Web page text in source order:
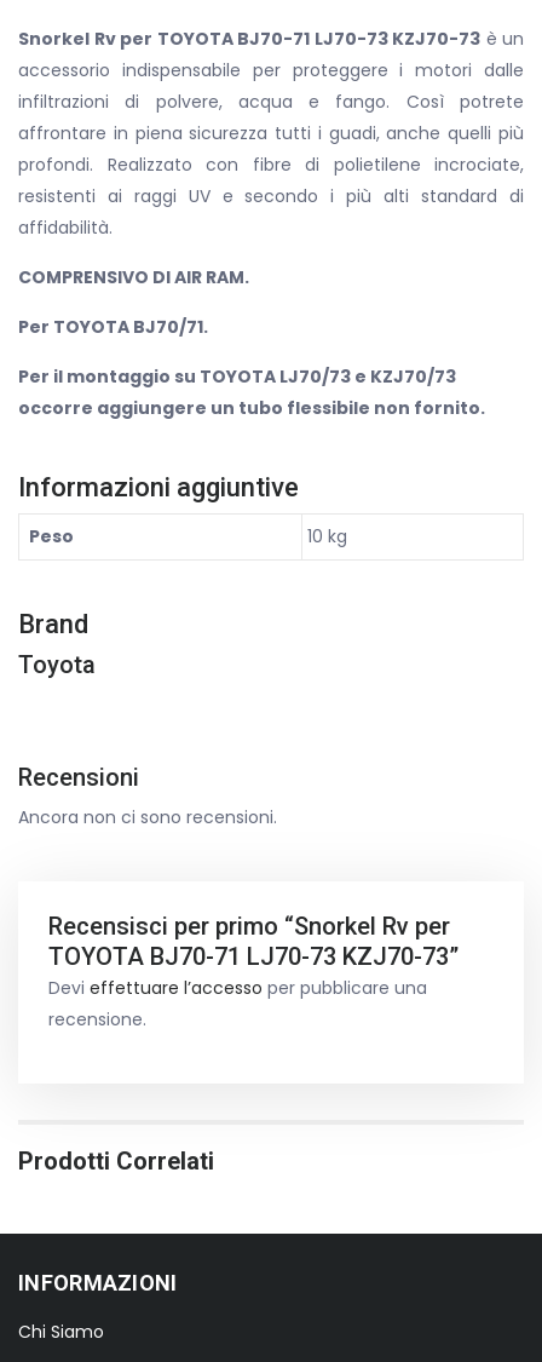
Snorkel Rv per TOYOTA BJ70-71 LJ70-73 KZJ70-73 è un
accessorio indispensabile per proteggere i motori dalle
infiltrazioni di polvere, acqua e fango. Così potrete
affrontare in piena sicurezza tutti i guadi, anche quelli più
profondi. Realizzato con fibre di polietilene incrociate,
resistenti ai raggi UV e secondo i più alti standard di
affidabilità.
COMPRENSIVO DI AIR RAM.
Per TOYOTA BJ70/71.
Per il montaggio su TOYOTA LJ70/73 e KZJ70/73
occorre aggiungere un tubo flessibile non fornito.
Informazioni aggiuntive
Peso 10 kg
Brand
Toyota
Recensioni
Ancora non ci sono recensioni.
Recensisci per primo “Snorkel Rv per
TOYOTA BJ70-71 LJ70-73 KZJ70-73”
Devi effettuare l’accesso per pubblicare una
recensione.
Prodotti Correlati
INFORMAZIONI
Chi Siamo